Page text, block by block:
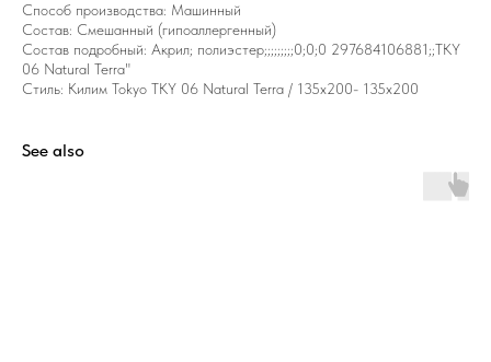
Способ производства: Машинный
Состав: Смешанный (гипоаллергенный)
Состав подробный: Акрил; полиэстер;;;;;;;;;0;0;0 297684106881;;TKY
06 Natural Terra"
Стиль: Килим Tokyo TKY 06 Natural Terra / 135х200- 135х200
See also